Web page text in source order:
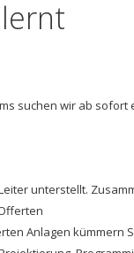
suchen wir ab
unterstellt.
Anlagen kümmern